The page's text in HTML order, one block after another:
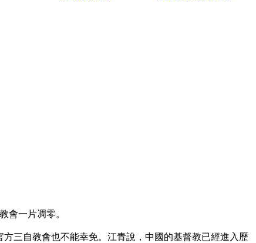
會一片凋零。
三自教會也不能幸免。江青說，中國的基督教已經進入歷